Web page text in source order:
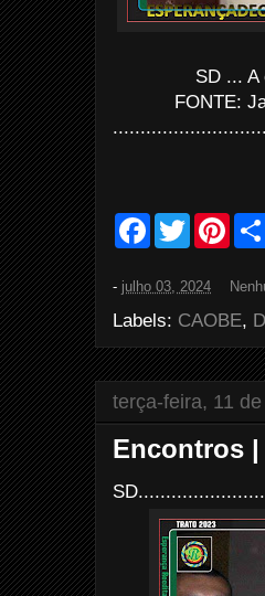
SD ...
FONTE:
F
b
o
o
k
T
w
t
e
r
P
e
r
e
s
t
- julho 03, 2024
Labels: CAOBE,
terça-feira, 11
Encontros |